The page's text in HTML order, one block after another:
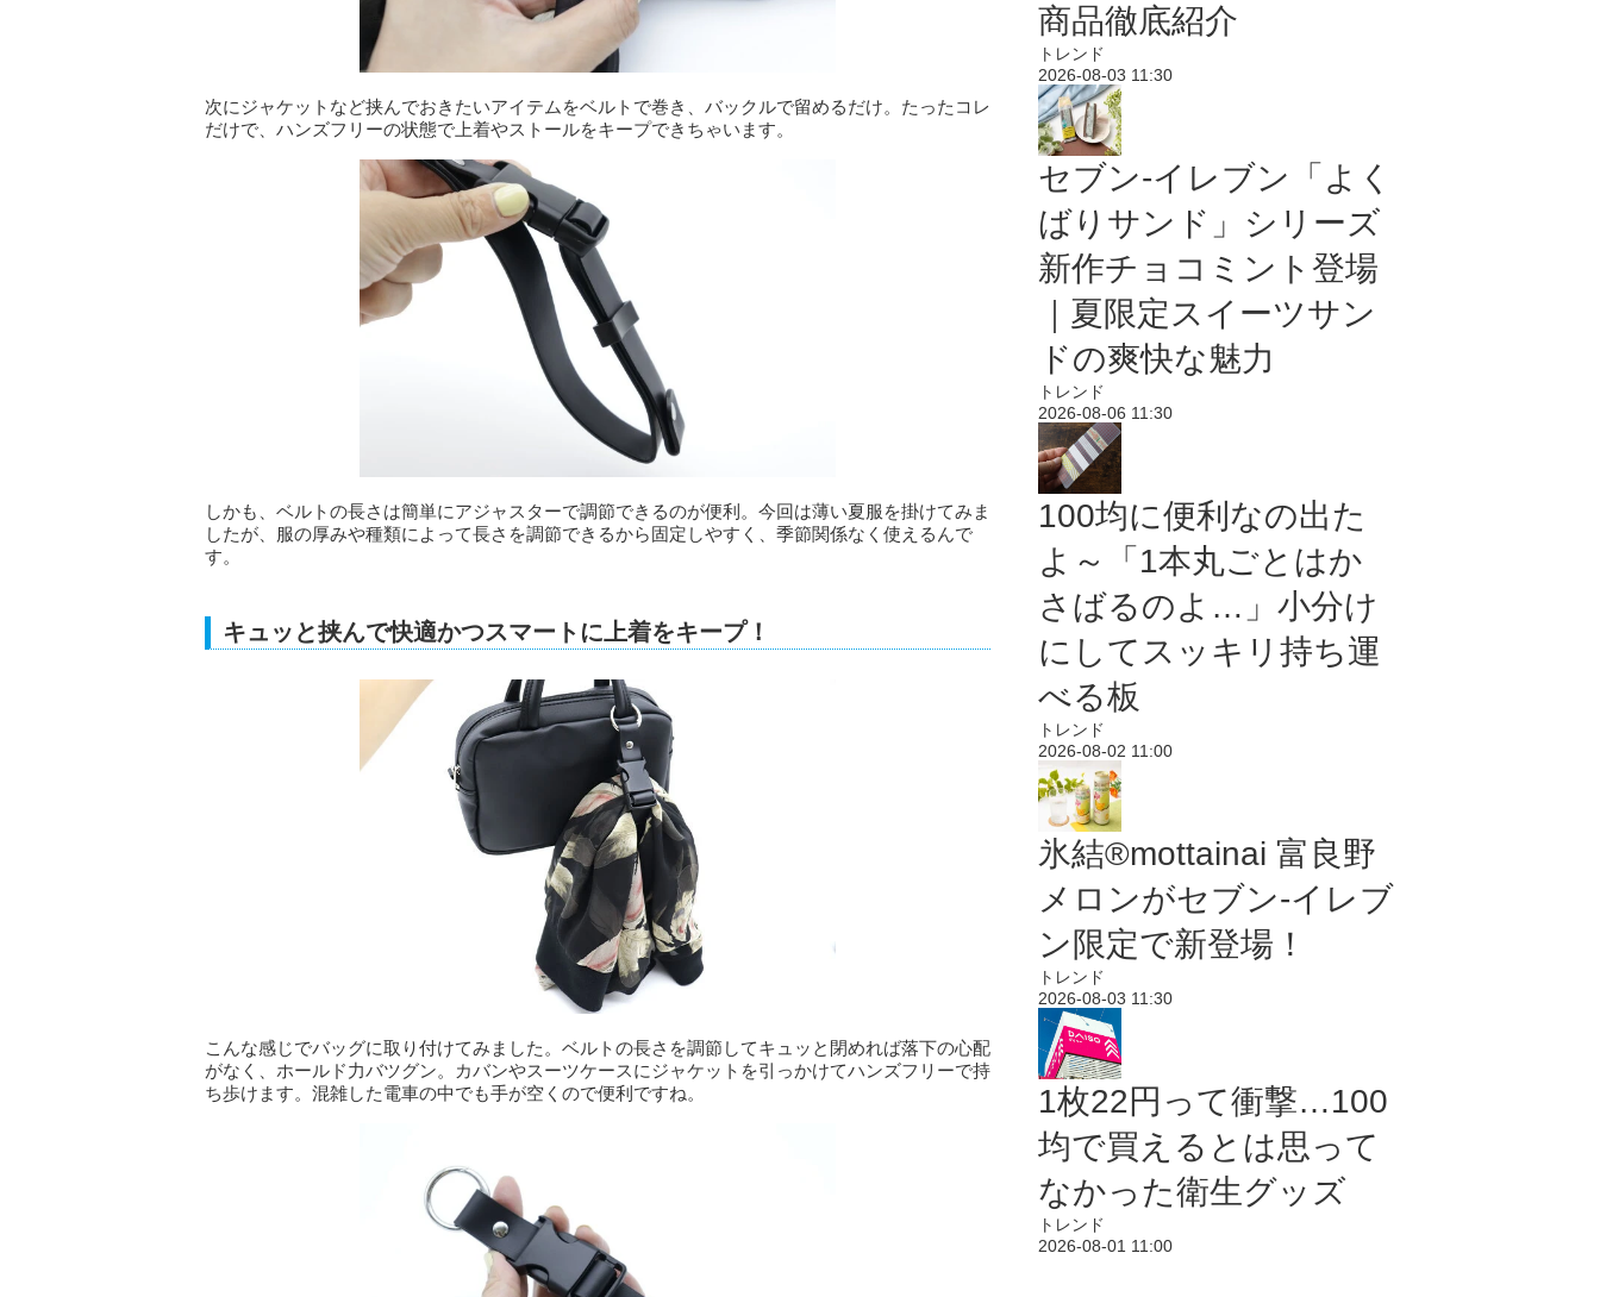
次にジャケットなど挟んでおきたいアイテムをベルトで巻き、バックルで留めるだけ。たったコレ
だけで、ハンズフリーの状態で上着やストールをキープできちゃいます。
しかも、ベルトの長さは簡単にアジャスターで調節できるのが便利。今回は薄い夏服を掛けてみま
したが、服の厚みや種類によって長さを調節できるから固定しやすく、季節関係なく使えるんで
す。
キュッと挟んで快適かつスマートに上着をキープ！
こんな感じでバッグに取り付けてみました。ベルトの長さを調節してキュッと閉めれば落下の心配
がなく、ホールド力バツグン。カバンやスーツケースにジャケットを引っかけてハンズフリーで持
ち歩けます。混雑した電車の中でも手が空くので便利ですね。
商品徹底紹介
トレンド
2026-08-03 11:30
セブン‐イレブン「よく
ばりサンド」シリーズ
新作チョコミント登場
｜夏限定スイーツサン
ドの爽快な魅力
トレンド
2026-08-06 11:30
100均に便利なの出た
よ～「1本丸ごとはか
さばるのよ…」小分け
にしてスッキリ持ち運
べる板
トレンド
2026-08-02 11:00
氷結®mottainai 富良野
メロンがセブン‐イレブ
ン限定で新登場！
トレンド
2026-08-03 11:30
1枚22円って衝撃…100
均で買えるとは思って
なかった衛生グッズ
トレンド
2026-08-01 11:00